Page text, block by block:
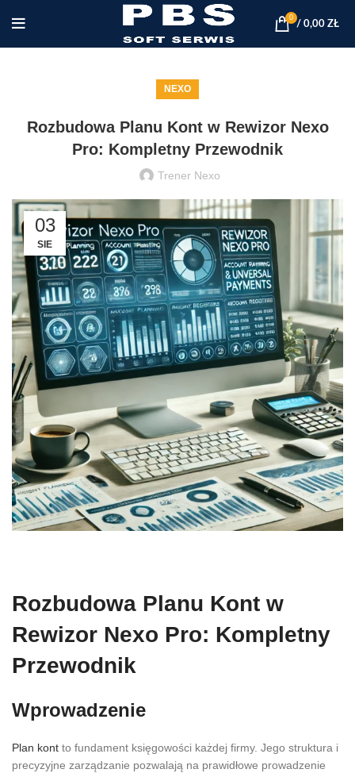
0
/ 0,00 ZŁ
NEXO
Rozbudowa Planu Kont w Rewizor Nexo
Pro: Kompletny Przewodnik
Trener Nexo
03
SIE
Rozbudowa Planu Kont w
Rewizor Nexo Pro: Kompletny
Przewodnik
Wprowadzenie
Plan kont to fundament księgowości każdej firmy. Jego struktura i
precyzyjne zarządzanie pozwalają na prawidłowe prowadzenie